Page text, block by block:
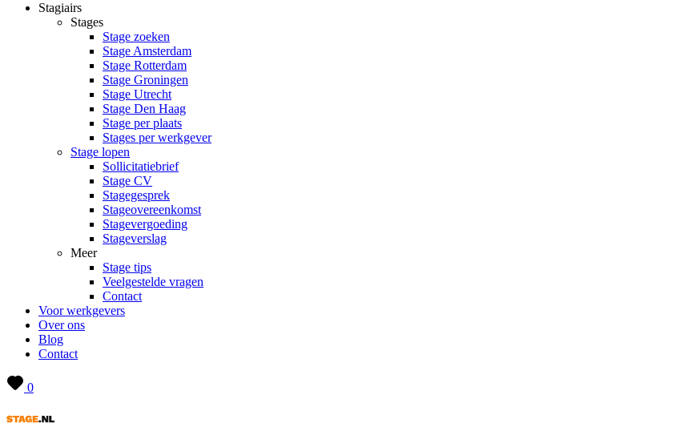
Stagiairs
Stages
Stage zoeken
Stage Amsterdam
Stage Rotterdam
Stage Groningen
Stage Utrecht
Stage Den Haag
Stage per plaats
Stages per werkgever
Stage lopen
Sollicitatiebrief
Stage CV
Stagegesprek
Stageovereenkomst
Stagevergoeding
Stageverslag
Meer
Stage tips
Veelgestelde vragen
Contact
Voor werkgevers
Over ons
Blog
Contact
0